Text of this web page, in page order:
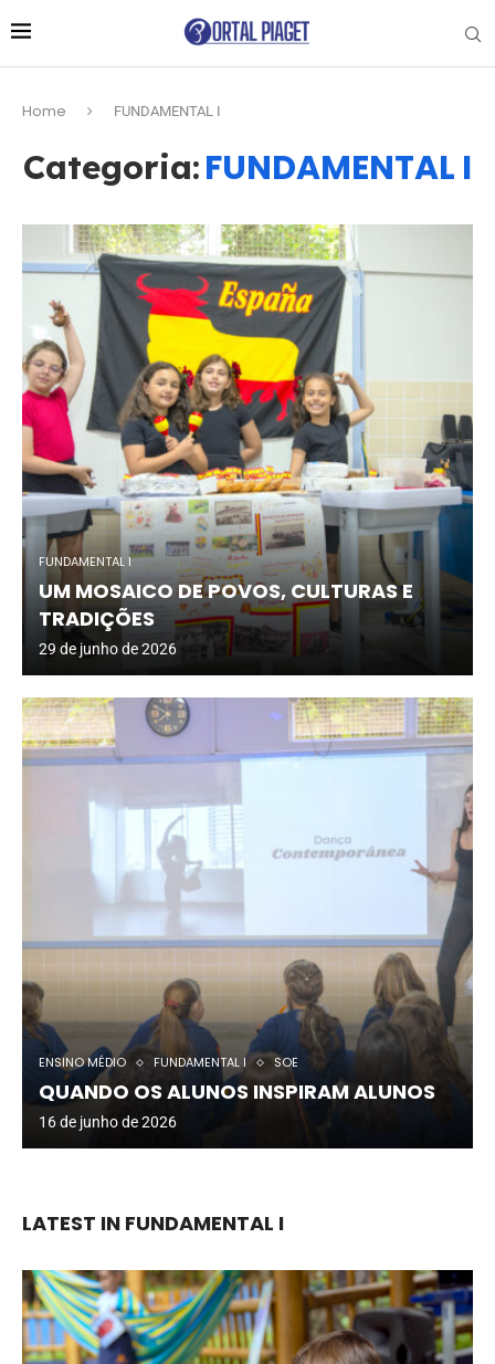
Home FUNDAMENTAL I
Categoria:FUNDAMENTAL I
FUNDAMENTAL I
UM MOSAICO DE POVOS, CULTURAS E
TRADIÇÕES
29 de junho de 2026
ENSINO MÉDIO FUNDAMENTAL I SOE
QUANDO OS ALUNOS INSPIRAM ALUNOS
16 de junho de 2026
LATEST IN FUNDAMENTAL I